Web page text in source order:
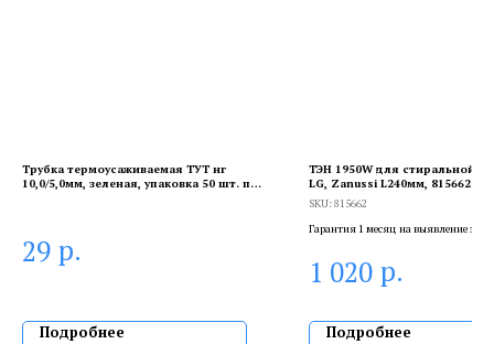
Трубка термоусаживаемая ТУТ нг
10,0/5,0мм, зеленая, упаковка 50 шт. по
29 р.
Подробнее
ТЭН 1950W для стиральной
LG, Zanussi L240мм, 815662
SKU:815662
Гарантия 1 месяц на выявление
сертифицированный специалист.
1 020 р.
Подробнее